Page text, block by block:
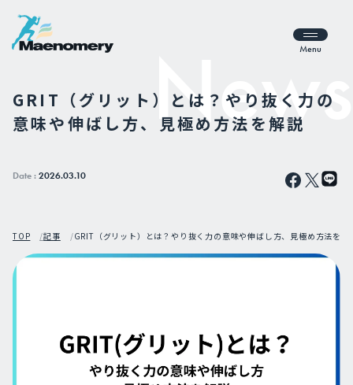
Menu
GRIT（グリット）とは？やり抜く力の
意味や伸ばし方、見極め方法を解説
Date : 2026.03.10
TOP 記事 GRIT（グリット）とは？やり抜く力の意味や伸ばし方、見極め方法を解